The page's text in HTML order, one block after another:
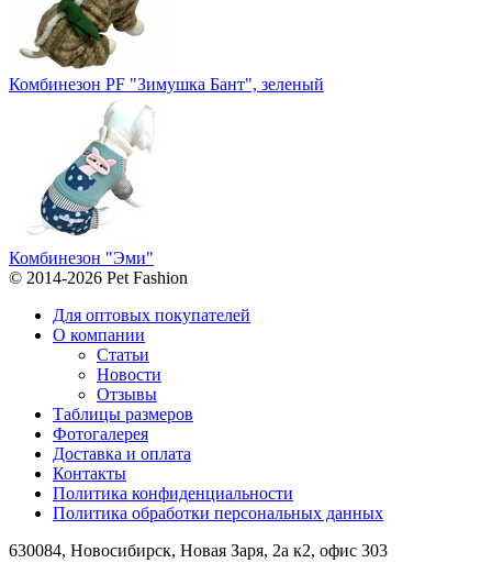
Комбинезон PF "Зимушка Бант", зеленый
Комбинезон "Эми"
© 2014-2026 Pet Fashion
Для оптовых покупателей
О компании
Статьи
Новости
Отзывы
Таблицы размеров
Фотогалерея
Доставка и оплата
Контакты
Политика конфиденциальности
Политика обработки персональных данных
630084, Новосибирск, Новая Заря, 2а к2, офис 303